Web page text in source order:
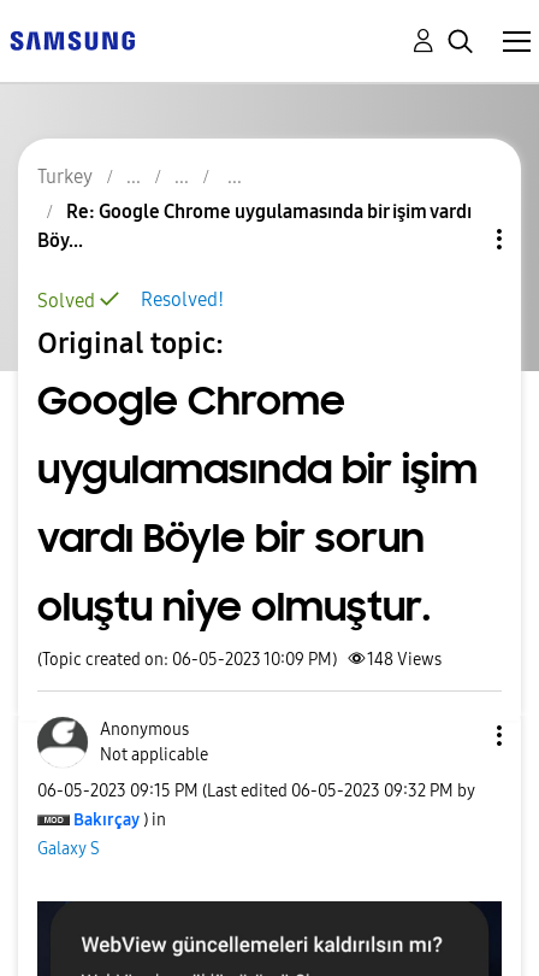
Turkey
Re: Google Chrome uygulamasında bir işim vardı
Böy...
Resolved!
Solved
Original topic:
Google Chrome
uygulamasında bir işim
vardı Böyle bir sorun
oluştu niye olmuştur.
(Topic created on: 06-05-2023 10:09 PM) 148Views
Anonymous
Not applicable
‎06-05-2023 09:15 PM (Last edited ‎06-05-2023 09:32 PM by
Bakırçay ) in
Galaxy S